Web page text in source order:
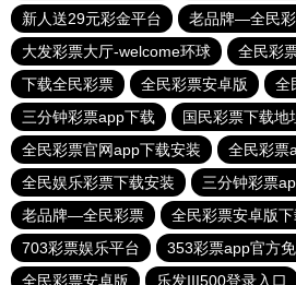
新人送29元彩金平台
老品牌—全民
大发彩票大厅-welcome环球
全民彩
下载全民彩票
全民彩票安卓版
全
三分钟彩票app下载
国民彩票下载地
全民彩票官网app下载安装
全民彩票
全民娱乐彩票下载安装
三分钟彩票
老品牌—全民彩票
全民彩票安卓版
703彩票娱乐平台
353彩票app官方
全民彩票安卓版
乐发III500登录入口